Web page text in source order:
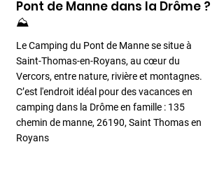
Pont de Manne dans la Drôme ?
⛰️
Le Camping du Pont de Manne se situe à
Saint-Thomas-en-Royans, au cœur du
Vercors, entre nature, rivière et montagnes.
C’est l'endroit idéal pour des vacances en
camping dans la Drôme en famille : 135
chemin de manne, 26190, Saint Thomas en
Royans